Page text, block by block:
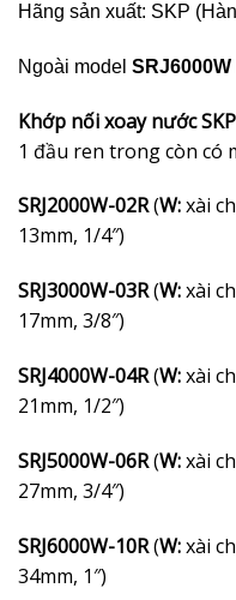
Hãng sản xuất: SKP
Ngoài model SRJ6000W
Khớp nối xoay nước SKP
1 đầu ren trong còn có
SRJ2000W-02R(W:xài
13mm, 1/4″)
SRJ3000W-03R(W:xài
17mm, 3/8″)
SRJ4000W-04R(W:xài
21mm, 1/2″)
SRJ5000W-06R(W:xài
27mm, 3/4″)
SRJ6000W-10R(W:xài
34mm, 1″)